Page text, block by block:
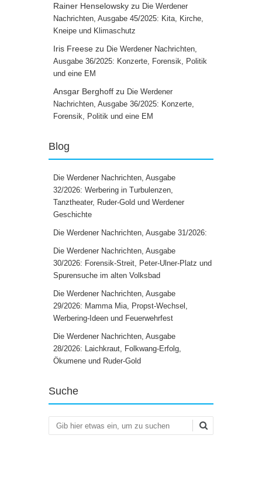
Rainer Henselowsky zu Die Werdener
Nachrichten, Ausgabe 45/2025: Kita, Kirche,
Kneipe und Klimaschutz
Iris Freese zu Die Werdener Nachrichten,
Ausgabe 36/2025: Konzerte, Forensik, Politik
und eine EM
Ansgar Berghoff zu Die Werdener
Nachrichten, Ausgabe 36/2025: Konzerte,
Forensik, Politik und eine EM
Blog
Die Werdener Nachrichten, Ausgabe
32/2026: Werbering in Turbulenzen,
Tanztheater, Ruder-Gold und Werdener
Geschichte
Die Werdener Nachrichten, Ausgabe 31/2026:
Die Werdener Nachrichten, Ausgabe
30/2026: Forensik-Streit, Peter-Ulner-Platz und
Spurensuche im alten Volksbad
Die Werdener Nachrichten, Ausgabe
29/2026: Mamma Mia, Propst-Wechsel,
Werbering-Ideen und Feuerwehrfest
Die Werdener Nachrichten, Ausgabe
28/2026: Laichkraut, Folkwang-Erfolg,
Ökumene und Ruder-Gold
Suche
Suchen